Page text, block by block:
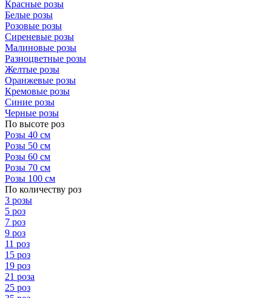
Красные розы
Белые розы
Розовые розы
Сиреневые розы
Малиновые розы
Разноцветные розы
Желтые розы
Оранжевые розы
Кремовые розы
Синие розы
Черные розы
По высоте роз
Розы 40 см
Розы 50 см
Розы 60 см
Розы 70 см
Розы 100 см
По количеству роз
3 розы
5 роз
7 роз
9 роз
11 роз
15 роз
19 роз
21 роза
25 роз